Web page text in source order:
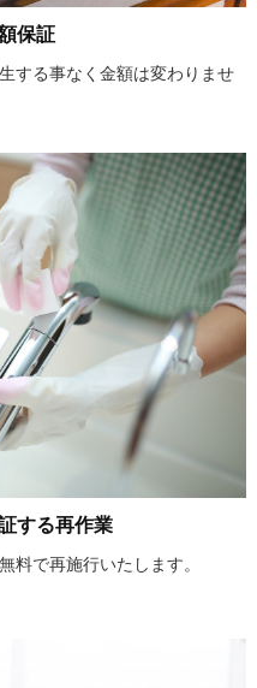
保証
する事なく金額は変わりませ
する再作業
料で再施行いたします。